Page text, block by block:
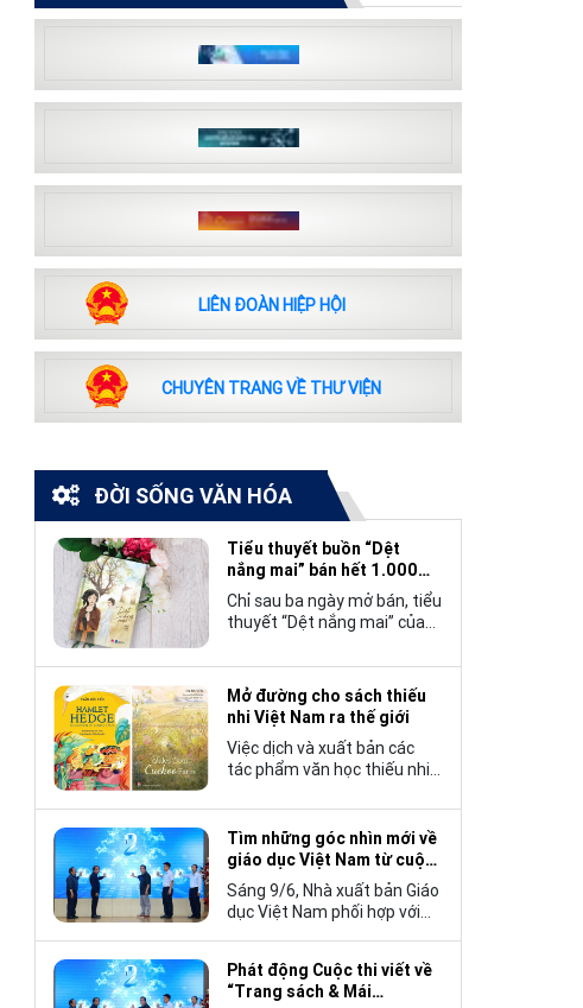
LIÊN ĐOÀN HIỆP HỘI
CHUYÊN TRANG VỀ THƯ VIỆN
ĐỜI SỐNG VĂN HÓA
Tiểu thuyết buồn “Dệt
nắng mai” bán hết 1.000
bản trong 3 ngày
Chỉ sau ba ngày mở bán, tiểu
thuyết “Dệt nắng mai” của
nên một hiện tượng đáng
chú ý trong làng văn chương
trẻ khi cán mốc 1.000 bản
tiêu thụ.
Mở đường cho sách thiếu
nhi Việt Nam ra thế giới
Việc dịch và xuất bản các
tác phẩm văn học thiếu nhi
không chỉ mở rộng cơ hội
tiếp cận cho độc giả quốc tế,
mà còn góp phần đưa những
câu chuyện mang đậm bản
sắc văn hóa Việt Nam bước
ra thế giới.
Tìm những góc nhìn mới về
giáo dục Việt Nam từ cuộc
thi viết “Trang sách và Mái
trường”
Sáng 9/6, Nhà xuất bản Giáo
dục Việt Nam phối hợp với
viết về “Trang sách và Mái
trường”, hướng tới kỷ niệm
Phát động Cuộc thi viết về
“Trang sách & Mái